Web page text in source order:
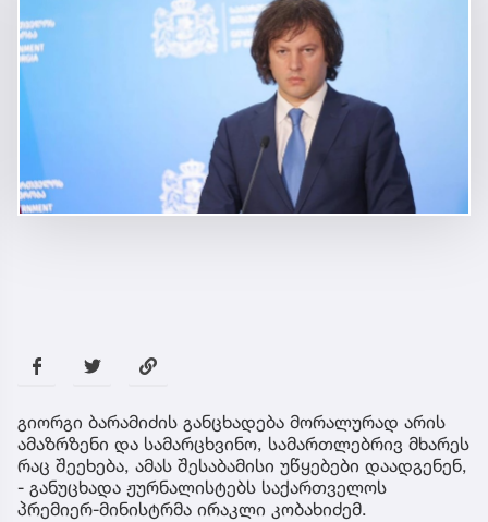
გიორგი ბარამიძის განცხადება მორალურად არის
ამაზრზენი და სამარცხვინო, სამართლებრივ მხარეს
რაც შეეხება, ამას შესაბამისი უწყებები დაადგენენ,
- განუცხადა ჟურნალისტებს საქართველოს
პრემიერ-მინისტრმა ირაკლი კობახიძემ.